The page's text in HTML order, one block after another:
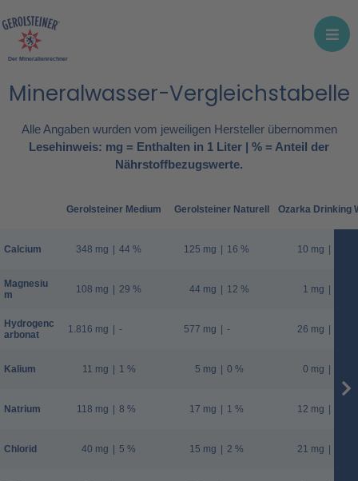
Der Mineralienrechner
Mineralwasser-Vergleichstabelle
Alle Angaben wurden vom jeweiligen Hersteller übernommen
Lesehinweis: mg = Enthalten in 1 Liter | % = Anteil der
Nährstoffbezugswerte.
Calcium
Magnesiu
m
Hydrogenc
arbonat
Kalium
Natrium
Chlorid
Gerolsteiner Medium
348 mg | 44 %
108 mg | 29 %
1.816 mg | -
11 mg | 1 %
118 mg | 8 %
40 mg | 5 %
Gerolsteiner Naturell
125 mg | 16 %
44 mg | 12 %
577 mg | -
5 mg | 0 %
17 mg | 1 %
15 mg | 2 %
Ozarka Drinking
10 mg |
1 mg |
26 mg |
0 mg |
12 mg |
21 mg |